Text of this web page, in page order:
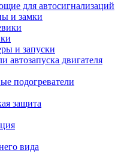
для автосигнализаций
и замки
и запуски
автозапуска двигателя
подогреватели
защита
вида